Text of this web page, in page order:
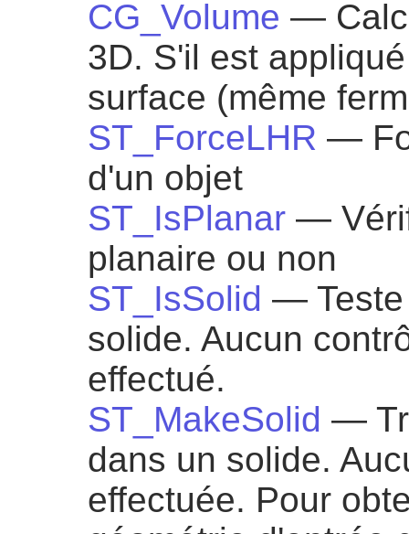
CG_Volume —
3D. S'il est
surface (même
ST_ForceLHR —
d'un objet
ST_IsPlanar —
planaire ou non
ST_IsSolid — Teste
solide. Aucun
effectué.
ST_MakeSolid —
dans un solide.
effectuée. Pour